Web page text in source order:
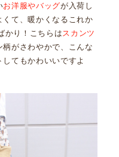
お洋服やバッグが入荷し
くて、暖かくなるこれか
かり！こちらはスカンツ
柄がさわやかで、こんな
てもかわいいですよ